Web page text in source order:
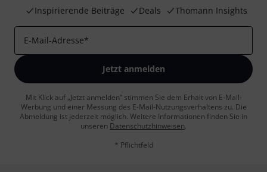
Inspirierende Beiträge
Deals Thomann Insights
E-Mail-Adresse*
Jetzt anmelden
Mit Klick auf „Jetzt anmelden“ stimmen Sie dem Erhalt von E-Mail-
Werbung und einer Messung des E-Mail-Nutzungsverhaltens zu. Die
Abmeldung ist jederzeit möglich. Weitere Informationen finden Sie in
unseren Datenschutzhinweisen.
* Pflichtfeld